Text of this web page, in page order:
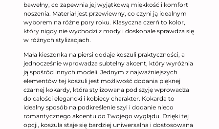
bawełny, co zapewnia jej wyjątkową miękkość i komfort
noszenia. Materiał jest przewiewny, co czyni ją idealnym
wyborem na różne pory roku. Klasyczna czerń to kolor,
który nigdy nie wychodzi z mody i doskonale sprawdza się
w różnych stylizacjach.
Mała kieszonka na piersi dodaje koszuli praktyczności, a
jednocześnie wprowadza subtelny akcent, który wyróżnia
ją spośród innych modeli. Jednym z najważniejszych
elementów tej koszuli jest możliwość dodania pięknej
czarnej kokardy, która stylizowana pod szyję wprowadza
do całości elegancki i kobiecy charakter. Kokarda to
idealny sposób na podkreślenie szyi i dodanie nieco
romantycznego akcentu do Twojego wyglądu. Dzięki tej
opcji, koszula staje się bardziej uniwersalna i dostosowana